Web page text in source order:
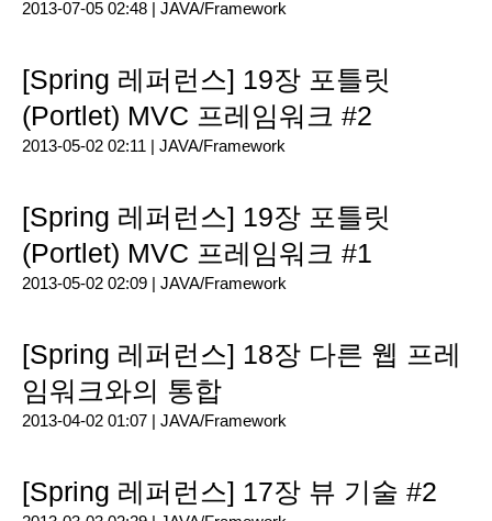
2013-07-05 02:48 | JAVA/Framework
[Spring 레퍼런스] 19장 포틀릿
(Portlet) MVC 프레임워크 #2
2013-05-02 02:11 | JAVA/Framework
[Spring 레퍼런스] 19장 포틀릿
(Portlet) MVC 프레임워크 #1
2013-05-02 02:09 | JAVA/Framework
[Spring 레퍼런스] 18장 다른 웹 프레
임워크와의 통합
2013-04-02 01:07 | JAVA/Framework
[Spring 레퍼런스] 17장 뷰 기술 #2